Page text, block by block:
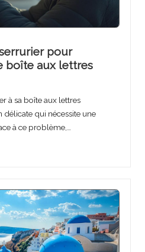
serrurier pour
boîte aux lettres
à sa boîte aux lettres
délicate qui nécessite une
à ce problème,…